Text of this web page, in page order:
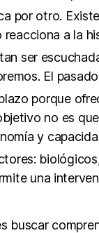
por otro.
reacciona a la
ser
El
porque
no es
y
una
buscar